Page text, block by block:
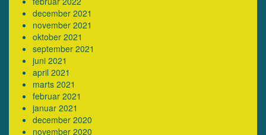
december 2021
november 2021
oktober 2021
september 2021
juni 2021
april 2021
marts 2021
februar 2021
januar 2021
december 2020
november 2020